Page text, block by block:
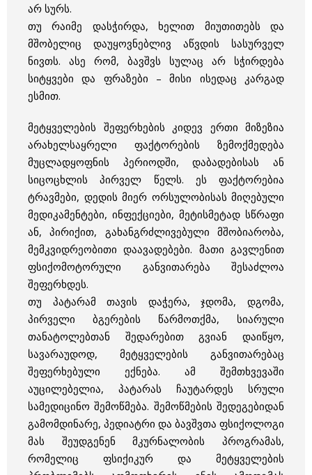
არ სურს.
თუ რაიმე დასჭირდა, ხელით მიუთითებს და
მშობელიც დაუყოვნებლივ აწვდის სასურველ
ნივთს. ასე რომ, ბავშვს სულაც არ სჭირდება
სიტყვები და ფრაზები – მისი ისედაც კარგად
ესმით.
მეტყველების შეფერხების კიდევ ერთი მიზეზია
არახელსაყრელი ფაქტორების ზემოქმედება
მუცლადყოფნის პერიოდში, დაბადებისას ან
სიცოცხლის პირველ წელს. ეს ფაქტორებია
ტრავმები, დედის მიერ ორსულობისას მიღებული
მედიკამენტები, ინფექციები, მეტისმეტად სწრაფი
ან, პირიქით, გახანგრძლივებული მშობიარობა,
მემკვიდრეობითი დაავადებები. მათი გავლენით
ფსიქომოტორული განვითარება შესაძლოა
შეფერხდეს.
თუ პატარამ თავის დაჭერა, ჯდომა, დგომა,
პირველი ბგერების წარმოთქმა, სიარული
თანატოლებთან შედარებით გვიან დაიწყო,
სავარაუდოდ, მეტყველების განვითარებაც
შეფერხებული ექნება. ამ შემთხვევაში
აუცილებელია, პატარას ჩაუტარდეს სრული
სამედიცინო შემოწმება. შემოწმების შედეგებიდან
გამომდინარე, პედიატრი და ბავშვთა ფსიქოლოგი
მას შეუდგენენ მკურნალობის პროგრამას,
რომელიც ფსიქიკურ და მეტყველების